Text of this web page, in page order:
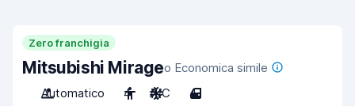
Zero franchigia
Mitsubishi Mirageo Economica simile
Automatico
4 A/C 4